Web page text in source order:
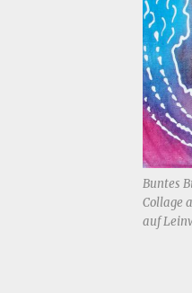
Buntes
Collage
auf